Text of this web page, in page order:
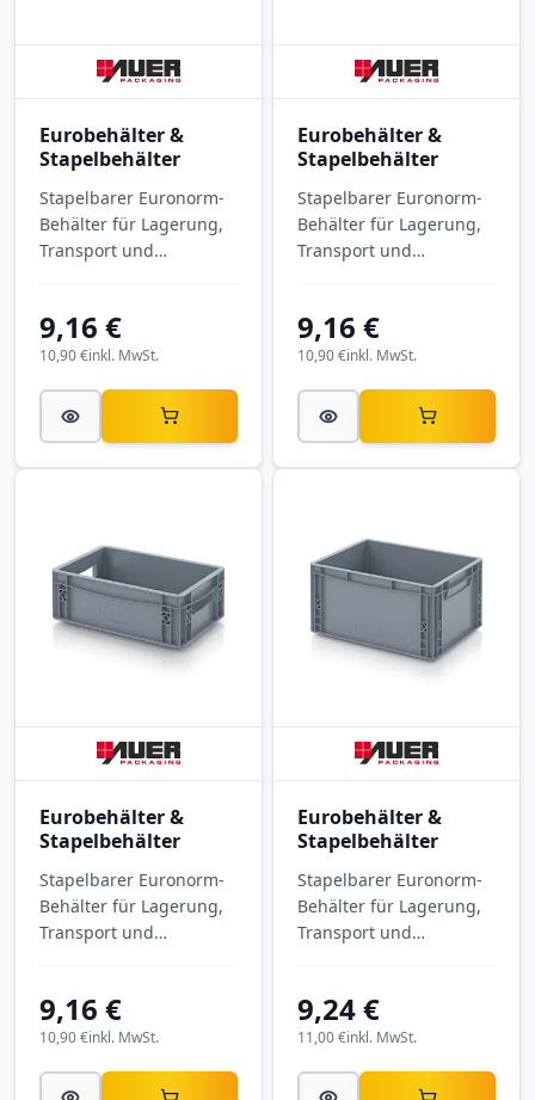
Eurobehälter &
Stapelbehälter
Stapelbarer Euronorm-
Behälter für Lagerung,
Transport und
geschlossen mit
Verknüpfungssystem EG
Außenmaßen 300 × 200
× 120 mm, aus PP.
9,16 €
inkl. MwSt.
10,90 €
Eurobehälter &
Stapelbehälter
Stapelbarer Euronorm-
Behälter für Lagerung,
Transport und
geschlossen EG 32/12
HG HO mit
× 120 mm, aus PP.
9,16 €
inkl. MwSt.
10,90 €
Eurobehälter &
Stapelbehälter
Stapelbarer Euronorm-
Behälter für Lagerung,
Transport und
geschlossen EG 32/12
mit Außenmaßen 300 ×
9,16 €
inkl. MwSt.
10,90 €
Eurobehälter &
Stapelbehälter
Stapelbarer Euronorm-
Behälter für Lagerung,
Transport und
geschlossen EG 43/22
HG mit Außenmaßen
aus PP.
9,24 €
inkl. MwSt.
11,00 €